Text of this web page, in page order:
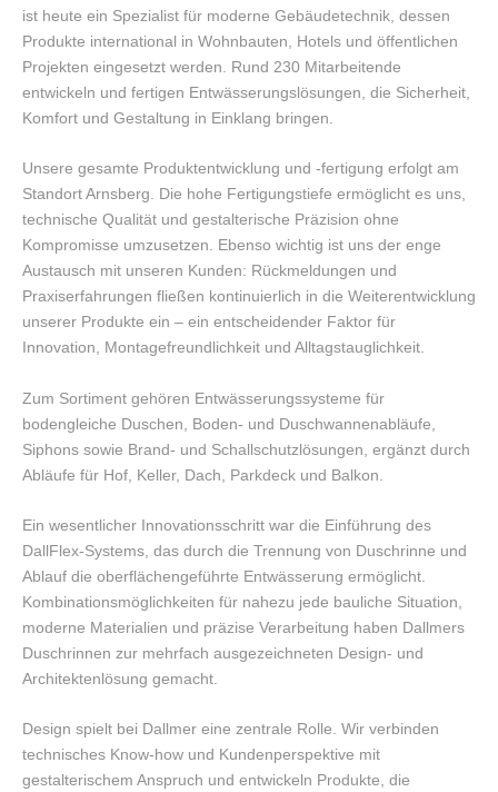
ist heute ein Spezialist für moderne Gebäudetechnik, dessen
Produkte international in Wohnbauten, Hotels und öffentlichen
Projekten eingesetzt werden. Rund 230 Mitarbeitende
entwickeln und fertigen Entwässerungslösungen, die Sicherheit,
Komfort und Gestaltung in Einklang bringen.
Unsere gesamte Produktentwicklung und -fertigung erfolgt am
Standort Arnsberg. Die hohe Fertigungstiefe ermöglicht es uns,
technische Qualität und gestalterische Präzision ohne
Kompromisse umzusetzen. Ebenso wichtig ist uns der enge
Austausch mit unseren Kunden: Rückmeldungen und
Praxiserfahrungen fließen kontinuierlich in die Weiterentwicklung
unserer Produkte ein – ein entscheidender Faktor für
Innovation, Montagefreundlichkeit und Alltagstauglichkeit.
Zum Sortiment gehören Entwässerungssysteme für
bodengleiche Duschen, Boden- und Duschwannenabläufe,
Siphons sowie Brand- und Schallschutzlösungen, ergänzt durch
Abläufe für Hof, Keller, Dach, Parkdeck und Balkon.
Ein wesentlicher Innovationsschritt war die Einführung des
DallFlex-Systems, das durch die Trennung von Duschrinne und
Ablauf die oberflächengeführte Entwässerung ermöglicht.
Kombinationsmöglichkeiten für nahezu jede bauliche Situation,
moderne Materialien und präzise Verarbeitung haben Dallmers
Duschrinnen zur mehrfach ausgezeichneten Design- und
Architektenlösung gemacht.
Design spielt bei Dallmer eine zentrale Rolle. Wir verbinden
technisches Know-how und Kundenperspektive mit
gestalterischem Anspruch und entwickeln Produkte, die